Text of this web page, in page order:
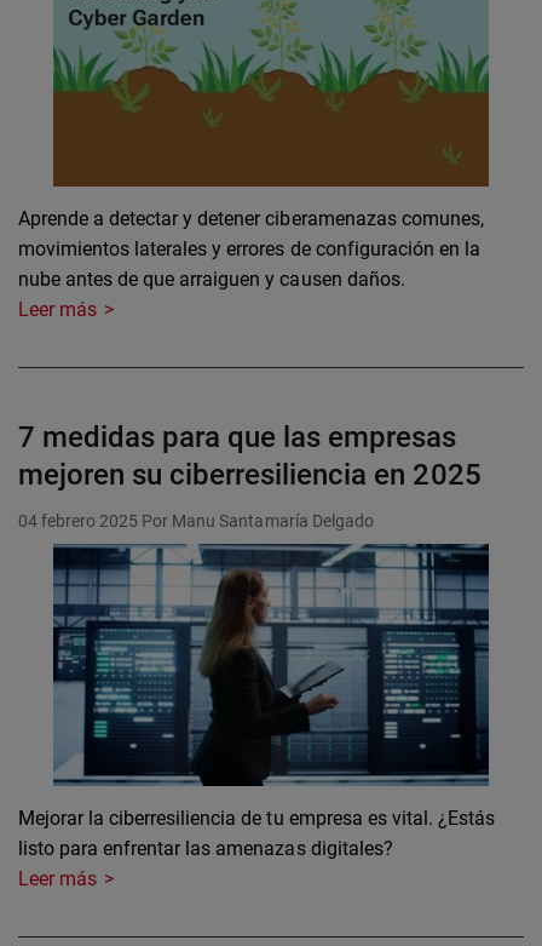
Aprende a detectar y detener ciberamenazas comunes,
movimientos laterales y errores de configuración en la
nube antes de que arraiguen y causen daños.
Leer más
7 medidas para que las empresas
mejoren su ciberresiliencia en 2025
04 febrero 2025 Por Manu Santamaría Delgado
Mejorar la ciberresiliencia de tu empresa es vital. ¿Estás
listo para enfrentar las amenazas digitales?
Leer más